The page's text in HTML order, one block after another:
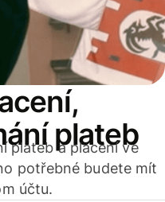
plateb
plateb a placení ve
potřebné budete mít
účtu.